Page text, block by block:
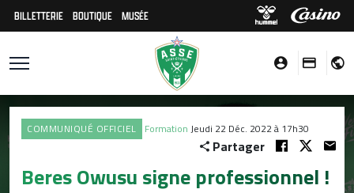
BILLETTERIE BOUTIQUE MUSÉE
COMMUNIQUÉ OFFICIEL Formation Jeudi 22 Déc. 2022 à 17h30
Partager
Beres Owusu signe professionnel !